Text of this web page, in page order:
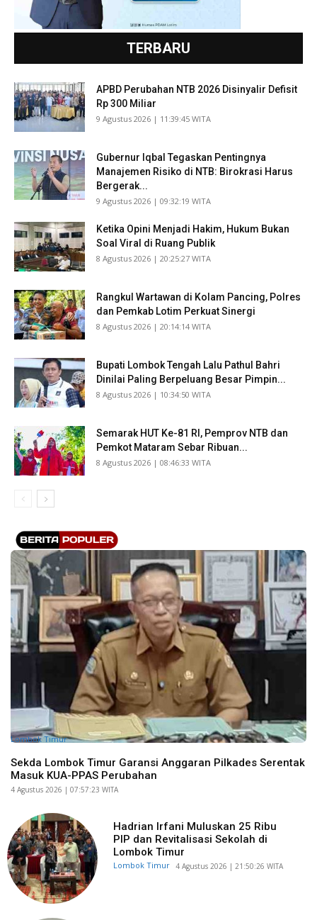
TERBARU
APBD Perubahan NTB 2026 Disinyalir Defisit
Rp 300 Miliar
​9 Agustus 2026 | 11:39:45 WITA
Gubernur Iqbal Tegaskan Pentingnya
Manajemen Risiko di NTB: Birokrasi Harus
Bergerak...
​9 Agustus 2026 | 09:32:19 WITA
Ketika Opini Menjadi Hakim, Hukum Bukan
Soal Viral di Ruang Publik
​8 Agustus 2026 | 20:25:27 WITA
Rangkul Wartawan di Kolam Pancing, Polres
dan Pemkab Lotim Perkuat Sinergi
​8 Agustus 2026 | 20:14:14 WITA
Bupati Lombok Tengah Lalu Pathul Bahri
Dinilai Paling Berpeluang Besar Pimpin...
​8 Agustus 2026 | 10:34:50 WITA
Semarak HUT Ke-81 RI, Pemprov NTB dan
Pemkot Mataram Sebar Ribuan...
​8 Agustus 2026 | 08:46:33 WITA
Lombok Timur
Sekda Lombok Timur Garansi Anggaran Pilkades Serentak
Masuk KUA-PPAS Perubahan
​4 Agustus 2026 | 07:57:23 WITA
Hadrian Irfani Muluskan 25 Ribu
PIP dan Revitalisasi Sekolah di
Lombok Timur
Lombok Timur ​4 Agustus 2026 | 21:50:26 WITA